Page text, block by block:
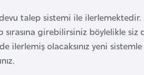
talep sistemi ile
girebilirsiniz böylelikle siz
ilerlemiş olacaksınız yeni